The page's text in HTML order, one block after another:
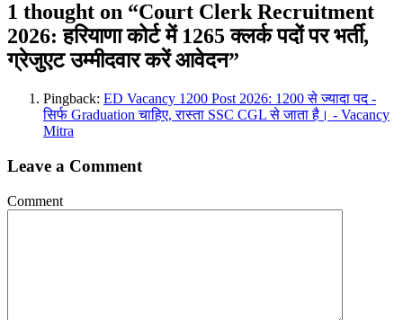
1 thought on “Court Clerk Recruitment
2026: हरियाणा कोर्ट में 1265 क्लर्क पदों पर भर्ती,
ग्रेजुएट उम्मीदवार करें आवेदन”
Pingback: ED Vacancy 1200 Post 2026: 1200 से ज्यादा पद -
सिर्फ Graduation चाहिए, रास्ता SSC CGL से जाता है। - Vacancy
Mitra
Leave a Comment
Comment